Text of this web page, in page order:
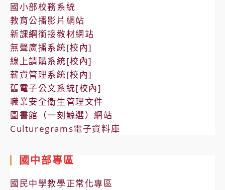
國小部校務系統
教育公播影片網站
新課綱銜接教材網站
無聲廣播系統[校內]
線上請購系統[校內]
薪資管理系統[校內]
舊電子公文系統[校內]
職業安全衛生管理文件
圖書館（一刻鯨選）網站
Culturegrams電子資料庫
國中部專區
國民中學教學正常化專區